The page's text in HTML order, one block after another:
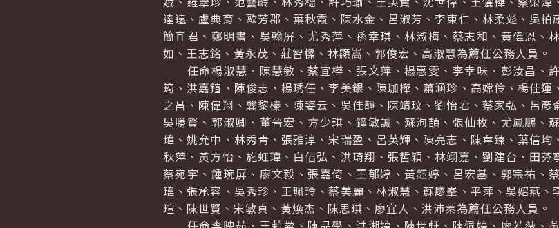
達遠、盧典育、歐芳郡、葉秋霞、陳水金、呂淑芳、李東仁、林柔彣、吳柏
簡宜君、鄭明書、吳翰屏、尤秀萍、孫幸琪、林淑梅、蔡志和、黃偉恩、
如、王志銘、黃永茂、莊智樑、林顯嵩、郭俊宏、高淑慧為薦任公務人員。
任命楊淑慧、陳慧敏、蔡宜樺、張文萍、楊惠雯、李幸味、彭汝昌、
筠、洪嘉鍹、陳俊志、楊琇任、李美銀、陳珈樺、蕭涵珍、高嫦伶、楊佳
之昌、陳偉翔、龔黎榛、陳姿云、吳佳靜、陳靖玟、劉怡君、蔡家弘、呂彥
吳勝賢、郭淑卿、董晉宏、方少琪、鐘敏誠、蘇洵頡、張仙枚、尤鳳鵬、
瑋、姚允中、林秀青、張雅淳、宋瑞盈、呂英輝、陳亮志、陳韋臻、葉信
秋萍、黃方怡、施虹瑋、白佶弘、洪琦翔、張哲穎、林翊嘉、劉建台、田芬
蔡宛宇、鍾琬屏、廖文毅、張嘉倚、王郁婷、黃鈺婷、呂宏基、郭宗祐、
瑋、張承容、吳秀珍、王珮玲、蔡美麗、林淑慧、蘇慶峯、平萍、吳妱燕
瑄、陳世賢、宋敏貞、黃煥杰、陳思琪、廖宜人、洪沛蓁為薦任公務人員。